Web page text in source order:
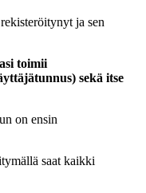
ja sen
toimii
sekä itse
on ensin
saat kaikki